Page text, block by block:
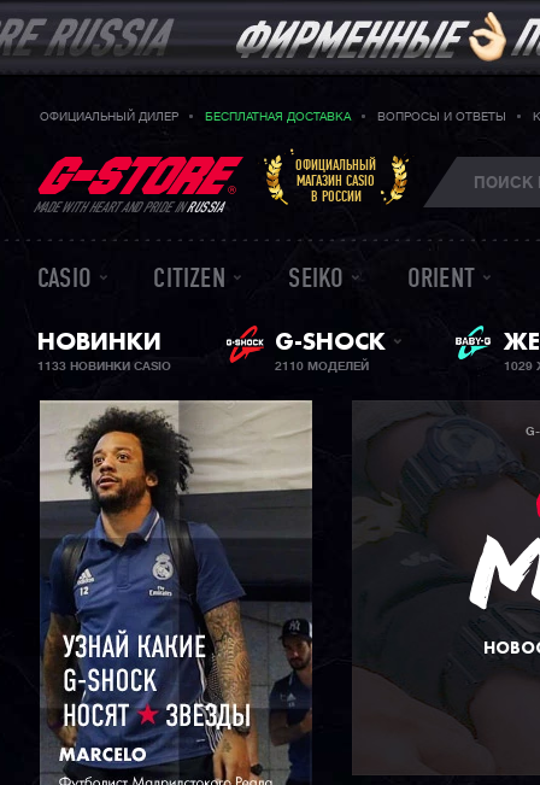
ОФИЦИАЛЬНЫЙ ДИЛЕР БЕСПЛАТНАЯ ДОСТАВКА ВОПРОСЫ И ОТВЕТЫ
MADE WITH HEART AND PRIDE INRUSSIA
ОФИЦИАЛЬНЫЙ
МАГАЗИН CASIO
В РОССИИ
CASIO CITIZEN SEIKO ORIENT
НОВИНКИ
1133 НОВИНКИ CASIO
G-SHOCK
2110 МОДЕЛЕЙ 1029